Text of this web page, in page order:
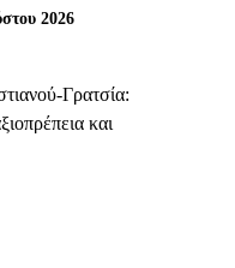
2026